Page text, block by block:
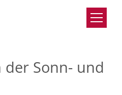
der Sonn- und